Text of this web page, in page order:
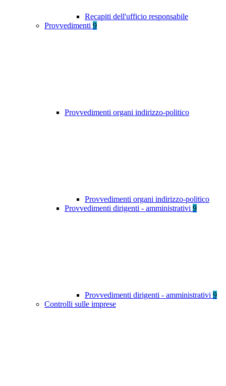
Recapiti dell'ufficio responsabile
Provvedimenti 9
Provvedimenti organi indirizzo-politico
Provvedimenti organi indirizzo-politico
Provvedimenti dirigenti - amministrativi 9
Provvedimenti dirigenti - amministrativi 9
Controlli sulle imprese